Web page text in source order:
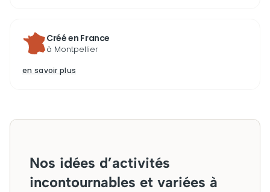
Créé en France
à Montpellier
en savoir plus
Nos idées d’activités
incontournables et variées à